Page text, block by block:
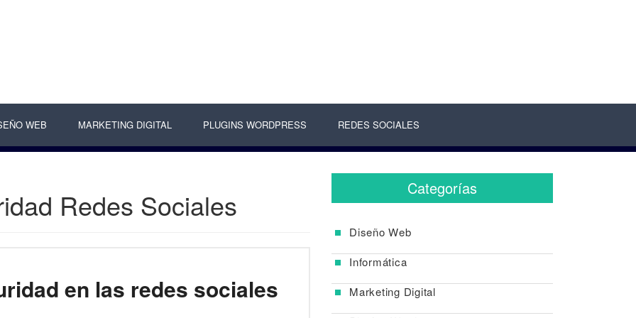
WEB MARKETING DIGITAL PLUGINS WORDPRESS REDES SOCIALES
Redes Sociales
en las redes sociales
Categorías
Diseño Web
Informática
Marketing Digital